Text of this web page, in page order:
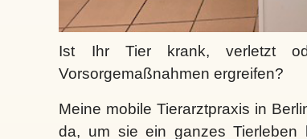
Ist Ihr Tier krank, verletzt
Vorsorgemaßnahmen ergreifen?
Meine mobile Tierarztpraxis in
da, um sie ein ganzes Tierleben